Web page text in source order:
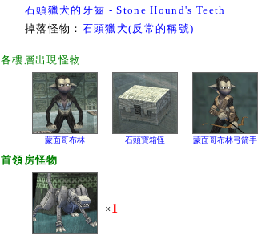
石頭獵犬的牙齒 - Stone Hound's Teeth
掉落怪物： 石頭獵犬(反常的稱號)
各樓層出現怪物
蒙面哥布林 石頭寶箱怪 蒙面哥布林弓箭手
首領房怪物
×1